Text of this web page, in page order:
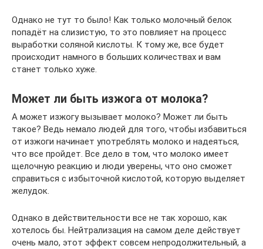
Однако не тут то было! Как только молочный белок
попадёт на слизистую, то это повлияет на процесс
выработки соляной кислоты. К тому же, все будет
происходит намного в больших количествах и вам
станет только хуже.
Может ли быть изжога от молока?
А может изжогу вызывает молоко? Может ли быть
такое? Ведь немало людей для того, чтобы избавиться
от изжоги начинает употреблять молоко и надеяться,
что все пройдет. Все дело в том, что молоко имеет
щелочную реакцию и люди уверены, что оно сможет
справиться с избыточной кислотой, которую выделяет
желудок.
Однако в действительности все не так хорошо, как
хотелось бы. Нейтрализация на самом деле действует
очень мало, этот эффект совсем непродолжительный, а